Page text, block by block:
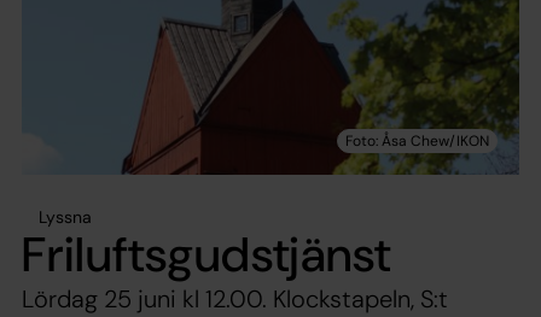
Lyssna
Friluftsgudstjänst
Lördag 25 juni kl 12.00. Klockstapeln, S:t